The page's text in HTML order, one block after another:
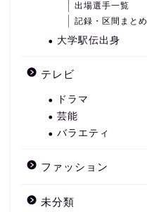
出場選手一覧
記録・区間まとめ
大学駅伝出身
テレビ
ドラマ
芸能
バラエティ
ファッション
未分類